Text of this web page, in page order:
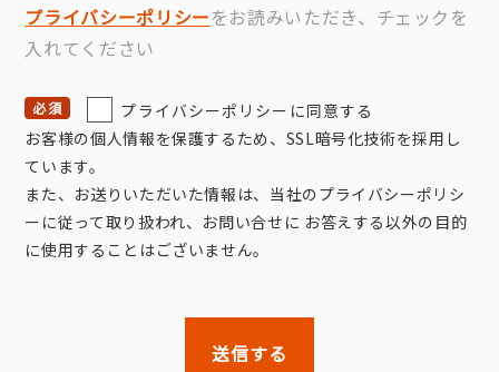
プライバシーポリシーをお読みいただき、チェックを
入れてください
プライバシーポリシーに同意する
お客様の個人情報を保護するため、SSL暗号化技術を採用し
ています。
また、お送りいただいた情報は、当社のプライバシーポリシ
ーに従って取り扱われ、お問い合せに お答えする以外の目的
に使用することはございません。